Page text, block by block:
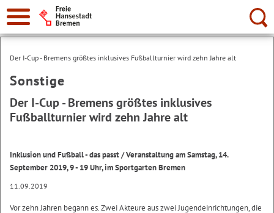
Suche:
Der I-Cup - Bremens größtes inklusives Fußballturnier wird zehn Jahre alt
Sonstige
Der I-Cup - Bremens größtes inklusives
Fußballturnier wird zehn Jahre alt
Inklusion und Fußball - das passt / Veranstaltung am Samstag, 14.
September 2019, 9 - 19 Uhr, im Sportgarten Bremen
11.09.2019
Vor zehn Jahren begann es. Zwei Akteure aus zwei Jugendeinrichtungen, die